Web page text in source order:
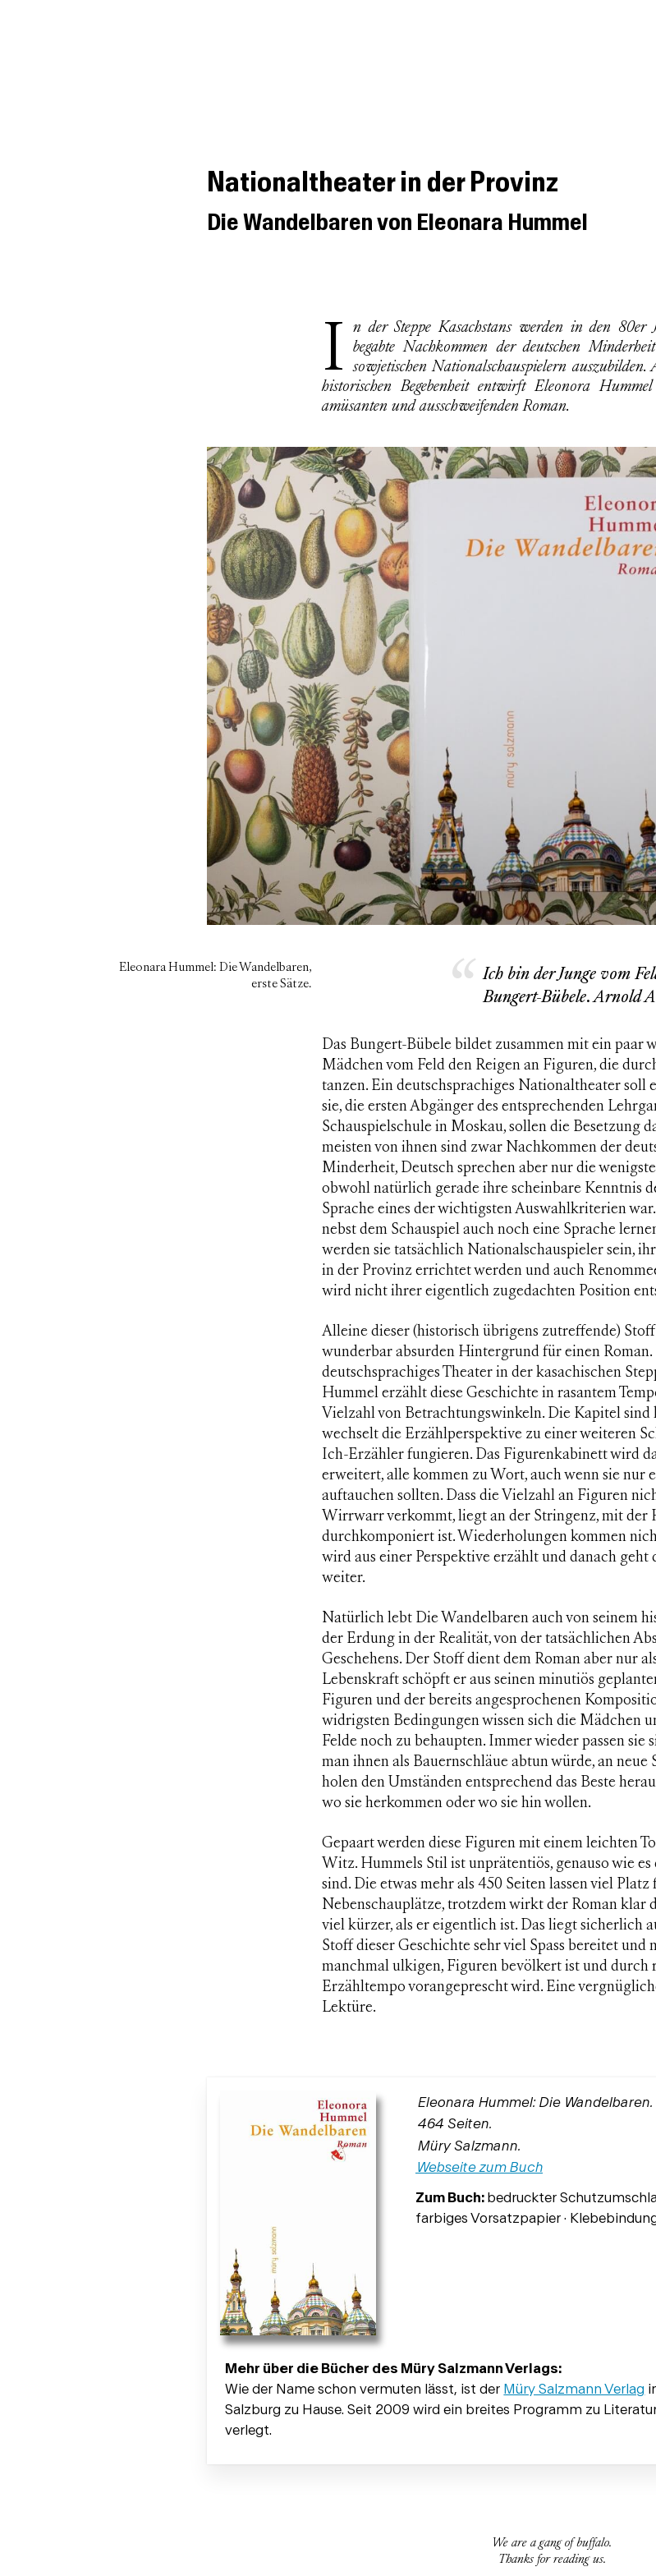
Nationaltheater in der Provinz
Die Wandelbaren von Eleonara Hummel
In der Steppe Kasachstans werden in den 80er Jahren einigermassen
begabte Nachkommen der deutschen
sowjetischen Nationalschauspielern auszubilden.
historischen Begebenheit entwirft Eleonora
amüsanten und ausschweifenden Roman.
Ich bin der Junge vom
Bungert-Bübele. Arnold
Eleonara Hummel: Die Wandelbaren,
erste Sätze.
Das Bungert-Bübele bildet zusammen mit ein paar
Mädchen vom Feld den Reigen an Figuren, die
tanzen. Ein deutschsprachiges Nationaltheater soll
sie, die ersten Abgänger des entsprechenden
Schauspielschule in Moskau, sollen die Besetzung
meisten von ihnen sind zwar Nachkommen der
Minderheit, Deutsch sprechen aber nur die
obwohl natürlich gerade ihre scheinbare Kenntnis
Sprache eines der wichtigsten Auswahlkriterien
nebst dem Schauspiel auch noch eine Sprache
werden sie tatsächlich Nationalschauspieler sein,
in der Provinz errichtet werden und auch
wird nicht ihrer eigentlich zugedachten Position
Alleine dieser (historisch übrigens zutreffende)
wunderbar absurden Hintergrund für einen Roman.
deutschsprachiges Theater in der kasachischen
Hummel erzählt diese Geschichte in rasantem
Vielzahl von Betrachtungswinkeln. Die Kapitel
wechselt die Erzählperspektive zu einer weiteren
Ich-Erzähler fungieren. Das Figurenkabinett wird
erweitert, alle kommen zu Wort, auch wenn sie nur
auftauchen sollten. Dass die Vielzahl an Figuren
Wirrwarr verkommt, liegt an der Stringenz, mit der
durchkomponiert ist. Wiederholungen kommen
wird aus einer Perspektive erzählt und danach geht
weiter.
Natürlich lebt Die Wandelbaren auch von seinem
der Erdung in der Realität, von der tatsächlichen
Geschehens. Der Stoff dient dem Roman aber nur
Lebenskraft schöpft er aus seinen minutiös
Figuren und der bereits angesprochenen
widrigsten Bedingungen wissen sich die Mädchen
Felde noch zu behaupten. Immer wieder passen sie
man ihnen als Bauernschläue abtun würde, an neue
holen den Umständen entsprechend das Beste
wo sie herkommen oder wo sie hin wollen.
Gepaart werden diese Figuren mit einem leichten
Witz. Hummels Stil ist unprätentiös, genauso wie
sind. Die etwas mehr als 450 Seiten lassen viel Platz
Nebenschauplätze, trotzdem wirkt der Roman klar
viel kürzer, als er eigentlich ist. Das liegt sicherlich
Stoff dieser Geschichte sehr viel Spass bereitet und
manchmal ulkigen, Figuren bevölkert ist und durch
Erzähltempo vorangeprescht wird. Eine
Lektüre.
Eleonara Hummel: Die Wandelbaren.
464 Seiten.
Müry Salzmann.
Webseite zum Buch
Zum Buch: bedruckter
farbiges Vorsatzpapier ·
Mehr über die Bücher des Müry Salzmann Verlags:
Wie der Name schon vermuten lässt, ist der Müry Salzmann Verlag
Salzburg zu Hause. Seit 2009 wird ein breites Programm zu
verlegt.
We are a gang of buffalo.
Thanks for reading us.